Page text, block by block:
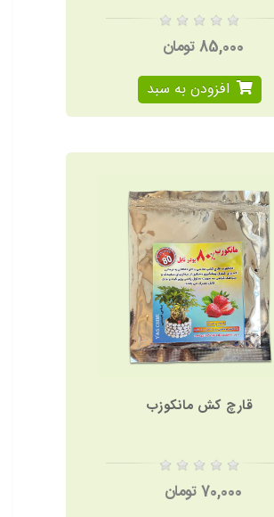
85,000 تومان
افزودن به سبد
قارچ کش مانکوزب
70,000 تومان